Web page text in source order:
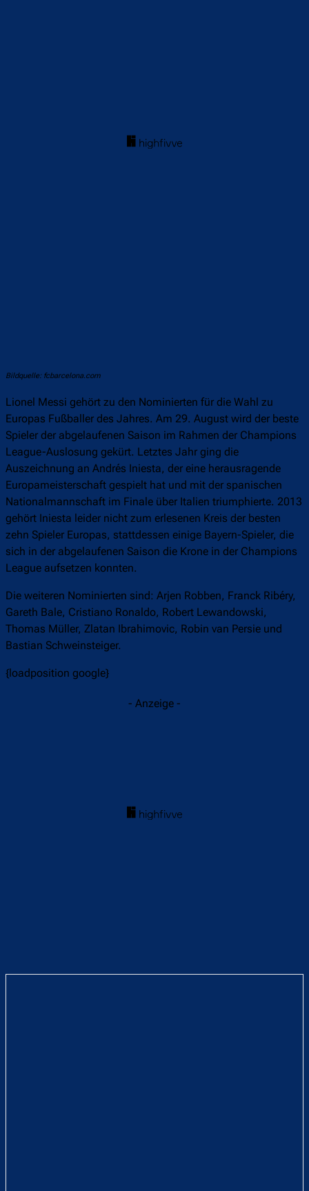
Bildquelle: fcbarcelona.com
Lionel Messi gehört zu den Nominierten für die Wahl zu
Europas Fußballer des Jahres. Am 29. August wird der beste
Spieler der abgelaufenen Saison im Rahmen der Champions
League-Auslosung gekürt. Letztes Jahr ging die
Auszeichnung an Andrés Iniesta, der eine herausragende
Europameisterschaft gespielt hat und mit der spanischen
Nationalmannschaft im Finale über Italien triumphierte. 2013
gehört Iniesta leider nicht zum erlesenen Kreis der besten
zehn Spieler Europas, stattdessen einige Bayern-Spieler, die
sich in der abgelaufenen Saison die Krone in der Champions
League aufsetzen konnten.
Die weiteren Nominierten sind: Arjen Robben, Franck Ribéry,
Gareth Bale, Cristiano Ronaldo, Robert Lewandowski,
Thomas Müller, Zlatan Ibrahimovic, Robin van Persie und
Bastian Schweinsteiger.
{loadposition google}
- Anzeige -